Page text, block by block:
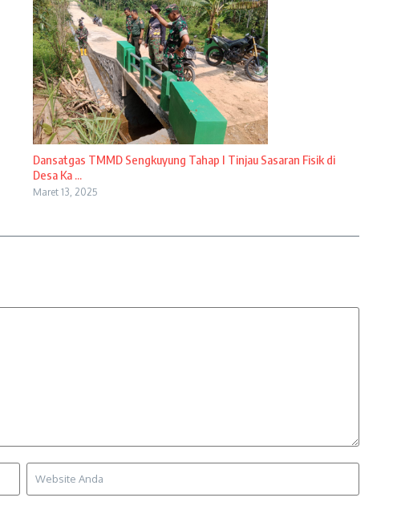
Dansatgas TMMD Sengkuyung Tahap I Tinjau Sasaran Fisik di
Desa Ka ...
Maret 13, 2025